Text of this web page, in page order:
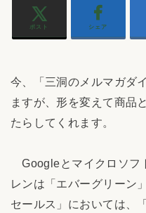
ポスト シェア
今、「三洞のメルマガダ
ますが、形を変えて商品
たらしてくれます。
Googleとマイクロソフ
レンは「エバーグリーン
セールス」においては、